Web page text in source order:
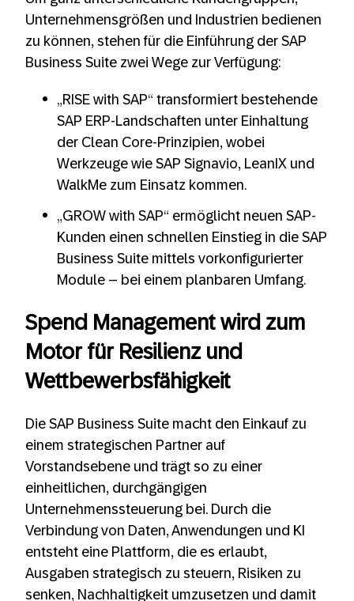
Unternehmensgrößen und Industrien bedienen
zu können, stehen für die Einführung der SAP
Business Suite zwei Wege zur Verfügung:
„RISE with SAP“ transformiert bestehende
SAP ERP-Landschaften unter Einhaltung
der Clean Core-Prinzipien, wobei
Werkzeuge wie SAP Signavio, LeanIX und
WalkMe zum Einsatz kommen.
„GROW with SAP“ ermöglicht neuen SAP-
Kunden einen schnellen Einstieg in die SAP
Business Suite mittels vorkonfigurierter
Module – bei einem planbaren Umfang.
Spend Management wird zum
Motor für Resilienz und
Wettbewerbsfähigkeit
Die SAP Business Suite macht den Einkauf zu
einem strategischen Partner auf
Vorstandsebene und trägt so zu einer
einheitlichen, durchgängigen
Unternehmenssteuerung bei. Durch die
Verbindung von Daten, Anwendungen und KI
entsteht eine Plattform, die es erlaubt,
Ausgaben strategisch zu steuern, Risiken zu
senken, Nachhaltigkeit umzusetzen und damit